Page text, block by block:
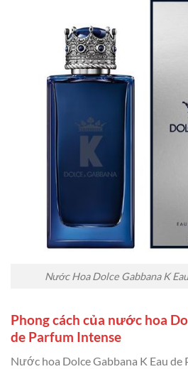
Nước Hoa Dolce Gabbana K
Phong cách của nước hoa
de Parfum Intense
Nước hoa Dolce Gabbana K Eau